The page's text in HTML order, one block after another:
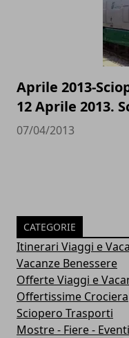
Aprile 2013-
12 Aprile 2013.
07/04/2013
CATEGORIE
Itinerari Viaggi e
Vacanze Benessere
Offerte Viaggi e
Offertissime Crociera
Sciopero Trasporti
Mostre - Fiere - Eventi